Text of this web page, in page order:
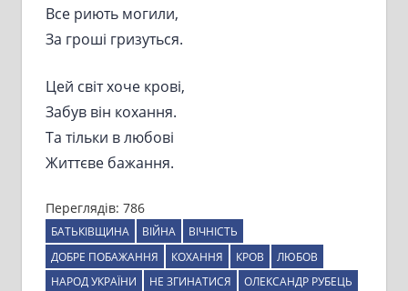
Все риють могили,
За гроші гризуться.
Цей світ хоче крові,
Забув він кохання.
Та тільки в любові
Життєве бажання.
Переглядів: 786
БАТЬКІВЩИНА ВІЙНА
ВІЧНІСТЬ
ДОБРЕ ПОБАЖАННЯ
КОХАННЯ КРОВ
ЛЮБОВ
НАРОД УКРАЇНИ
НЕ ЗГИНАТИСЯ
ОЛЕКСАНДР РУБЕЦЬ